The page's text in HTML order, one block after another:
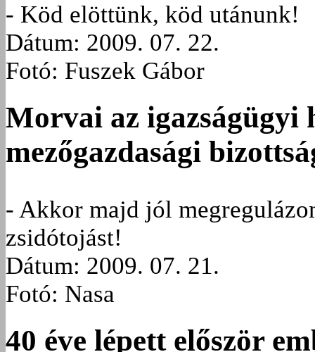
- Köd elöttünk, köd utánunk!
Dátum: 2009. 07. 22.
Fotó: Fuszek Gábor
Morvai az igazságügyi
mezőgazdasági
- Akkor majd jól
zsidótojást!
Dátum: 2009. 07. 21.
Fotó: Nasa
40 éve lépett először